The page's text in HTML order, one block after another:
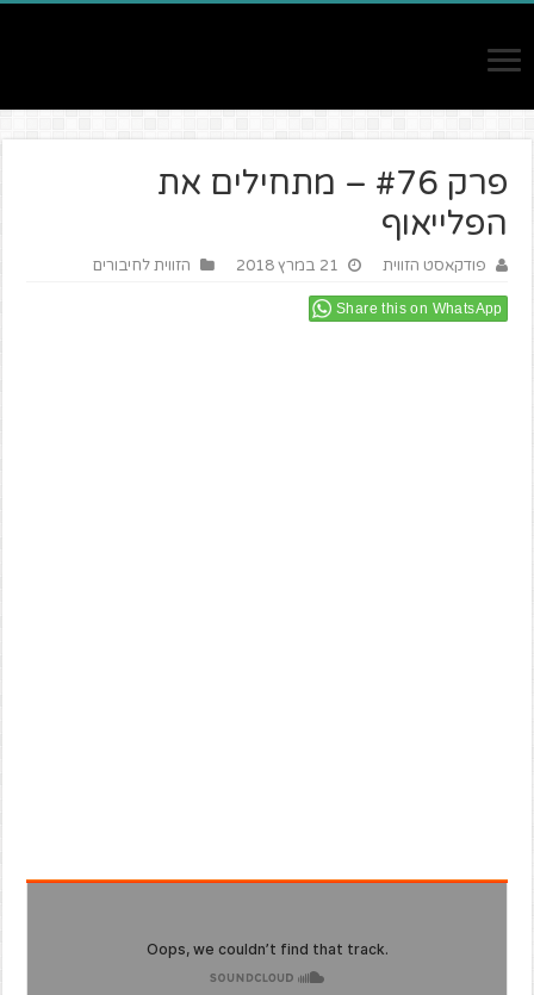
פרק #76 – מתחילים את
הפלייאוף
פודקאסט הזווית 21 במרץ 2018 הזווית לחיבורים
Share this on WhatsApp